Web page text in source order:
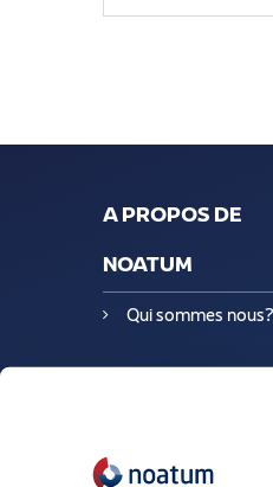
A PROPOS DE
NOATUM
Qui sommes nous?